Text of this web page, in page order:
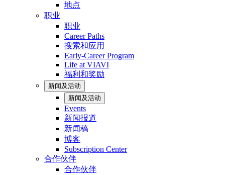
地点
职业
职业
Career Paths
搜索和应用
Early-Career Program
Life at VIAVI
福利和奖励
新闻及活动
新闻及活动
Events
新闻报道
新闻稿
博客
Subscription Center
合作伙伴
合作伙伴